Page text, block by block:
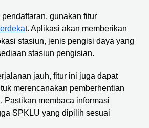
gunakan fitur
t. Aplikasi akan memberikan
stasiun, jenis pengisi daya yang
stasiun pengisian.
jauh, fitur ini juga dapat
merencanakan pemberhentian
Pastikan membaca informasi
SPKLU yang dipilih sesuai